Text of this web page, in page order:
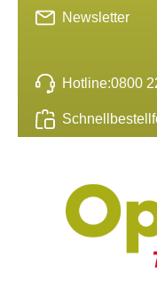
springen
Hotline:0800
Newsletter